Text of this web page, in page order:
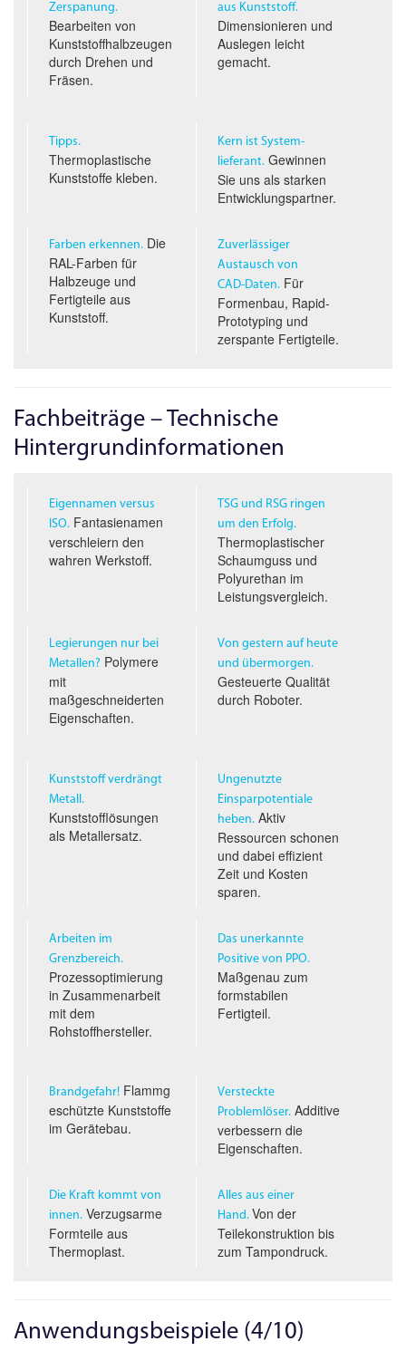
Zerspanung.
Bearbeiten von
Kunststoffhalbzeugen
durch Drehen und
Fräsen.
aus Kunststoff.
Dimensionieren und
Auslegen leicht
gemacht.
Tipps.
Thermoplastische
Kunststoffe kleben.
Kern ist System­
lieferant.Gewinnen
Sie uns als starken
Entwicklungspartner.
Farben erkennen.Die
RAL-Farben für
Halbzeuge und
Fertigteile aus
Kunststoff.
Zuverlässiger
Austausch von
CAD-Daten.Für
Formenbau, Rapid-
Prototyping und
zerspante Fertigteile.
Fachbeiträge – Technische
Hintergrundinformationen
Eigennamen versus
ISO.Fantasienamen
verschleiern den
wahren Werkstoff.
TSG und RSG ringen
um den Erfolg.
Thermoplastischer
Schaumguss und
Polyurethan im
Leistungs­vergleich.
Legierungen nur bei
Metallen? Polymere
mit
maßgeschneiderten
Eigenschaften.
Von gestern auf heute
und übermorgen.
Gesteuerte Qualität
durch Roboter.
Kunststoff verdrängt
Metall.
Kunststofflösungen
als Metallersatz.
Ungenutzte
Einsparpotentiale
heben.Aktiv
Ressourcen schonen
und dabei effizient
Zeit und Kosten
sparen.
Arbeiten im
Grenzbereich.
Prozessoptimierung
in Zusammenarbeit
mit dem
Rohstoffhersteller.
Das unerkannte
Positive von PPO.
Maßgenau zum
formstabilen
Fertigteil.
Brandgefahr!Flammg
eschützte Kunststoffe
im Gerätebau.
Versteckte
Problemlöser.Additive
verbessern die
Eigenschaften.
Die Kraft kommt von
innen.Verzugsarme
Formteile aus
Thermoplast.
Alles aus einer
Hand. Von der
Teilekonstruktion bis
zum Tampondruck.
Anwendungsbeispiele (4/10)